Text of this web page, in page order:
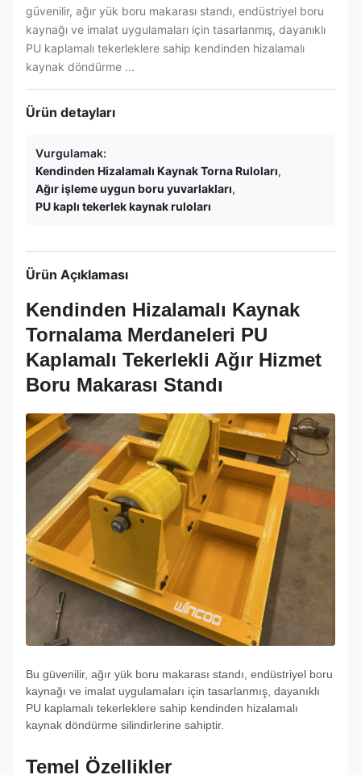
güvenilir, ağır yük boru makarası standı, endüstriyel boru
kaynağı ve imalat uygulamaları için tasarlanmış, dayanıklı
PU kaplamalı tekerleklere sahip kendinden hizalamalı
kaynak döndürme ...
Ürün detayları
Vurgulamak:
Kendinden Hizalamalı Kaynak Torna Ruloları,
Ağır işleme uygun boru yuvarlakları,
PU kaplı tekerlek kaynak ruloları
Ürün Açıklaması
Kendinden Hizalamalı Kaynak
Tornalama Merdaneleri PU
Kaplamalı Tekerlekli Ağır Hizmet
Boru Makarası Standı
Bu güvenilir, ağır yük boru makarası standı, endüstriyel boru
kaynağı ve imalat uygulamaları için tasarlanmış, dayanıklı
PU kaplamalı tekerleklere sahip kendinden hizalamalı
kaynak döndürme silindirlerine sahiptir.
Temel Özellikler